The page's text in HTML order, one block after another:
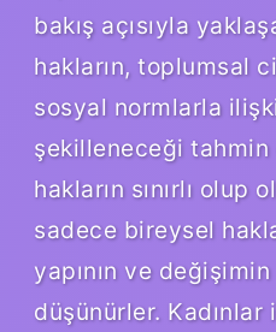
bakış açısıyla
hakların, toplumsal
sosyal normlarla
şekilleneceği tahmin
hakların sınırlı olup
sadece bireysel
yapının ve
düşünürler. Kadınlar